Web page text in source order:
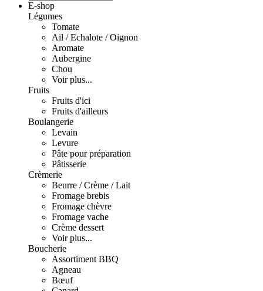
E-shop
Légumes
Tomate
Ail / Echalote / Oignon
Aromate
Aubergine
Chou
Voir plus...
Fruits
Fruits d'ici
Fruits d'ailleurs
Boulangerie
Levain
Levure
Pâte pour préparation
Pâtisserie
Crèmerie
Beurre / Crème / Lait
Fromage brebis
Fromage chèvre
Fromage vache
Crème dessert
Voir plus...
Boucherie
Assortiment BBQ
Agneau
Bœuf